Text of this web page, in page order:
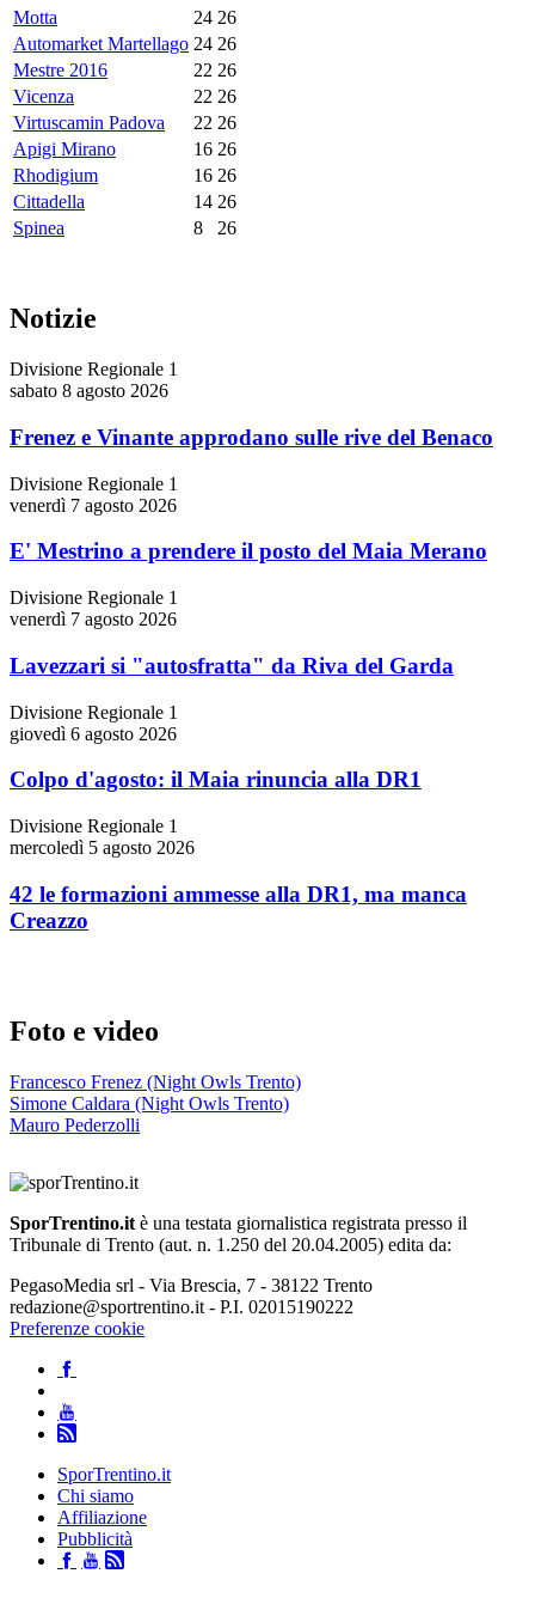
Motta
24 26
Automarket Martellago 24 26
Mestre 2016
22 26
Vicenza
22 26
Virtuscamin Padova
22 26
Apigi Mirano
16 26
Rhodigium
16 26
Cittadella
14 26
Spinea
8 26
Notizie
Divisione Regionale 1
sabato 8 agosto 2026
Frenez e Vinante approdano sulle rive del Benaco
Divisione Regionale 1
venerdì 7 agosto 2026
E' Mestrino a prendere il posto del Maia Merano
Divisione Regionale 1
venerdì 7 agosto 2026
Lavezzari si "autosfratta" da Riva del Garda
Divisione Regionale 1
giovedì 6 agosto 2026
Colpo d'agosto: il Maia rinuncia alla DR1
Divisione Regionale 1
mercoledì 5 agosto 2026
42 le formazioni ammesse alla DR1, ma manca
Creazzo
Foto e video
Francesco Frenez (Night Owls Trento)
Simone Caldara (Night Owls Trento)
Mauro Pederzolli
SporTrentino.it è una testata giornalistica registrata presso il
Tribunale di Trento (aut. n. 1.250 del 20.04.2005) edita da:
PegasoMedia srl - Via Brescia, 7 - 38122 Trento
redazione@sportrentino.it - P.I. 02015190222
Preferenze cookie
SporTrentino.it
Chi siamo
Affiliazione
Pubblicità